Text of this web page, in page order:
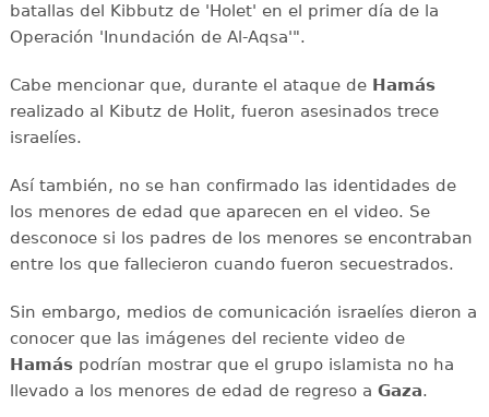
batallas del Kibbutz de 'Holet' en el primer día de la
Operación 'Inundación de Al-Aqsa'".
Cabe mencionar que, durante el ataque de Hamás
realizado al Kibutz de Holit, fueron asesinados trece
israelíes.
Así también, no se han confirmado las identidades de
los menores de edad que aparecen en el video. Se
desconoce si los padres de los menores se encontraban
entre los que fallecieron cuando fueron secuestrados.
Sin embargo, medios de comunicación israelíes dieron a
conocer que las imágenes del reciente video de
Hamáspodrían mostrar que el grupo islamista no ha
llevado a los menores de edad de regreso a Gaza.